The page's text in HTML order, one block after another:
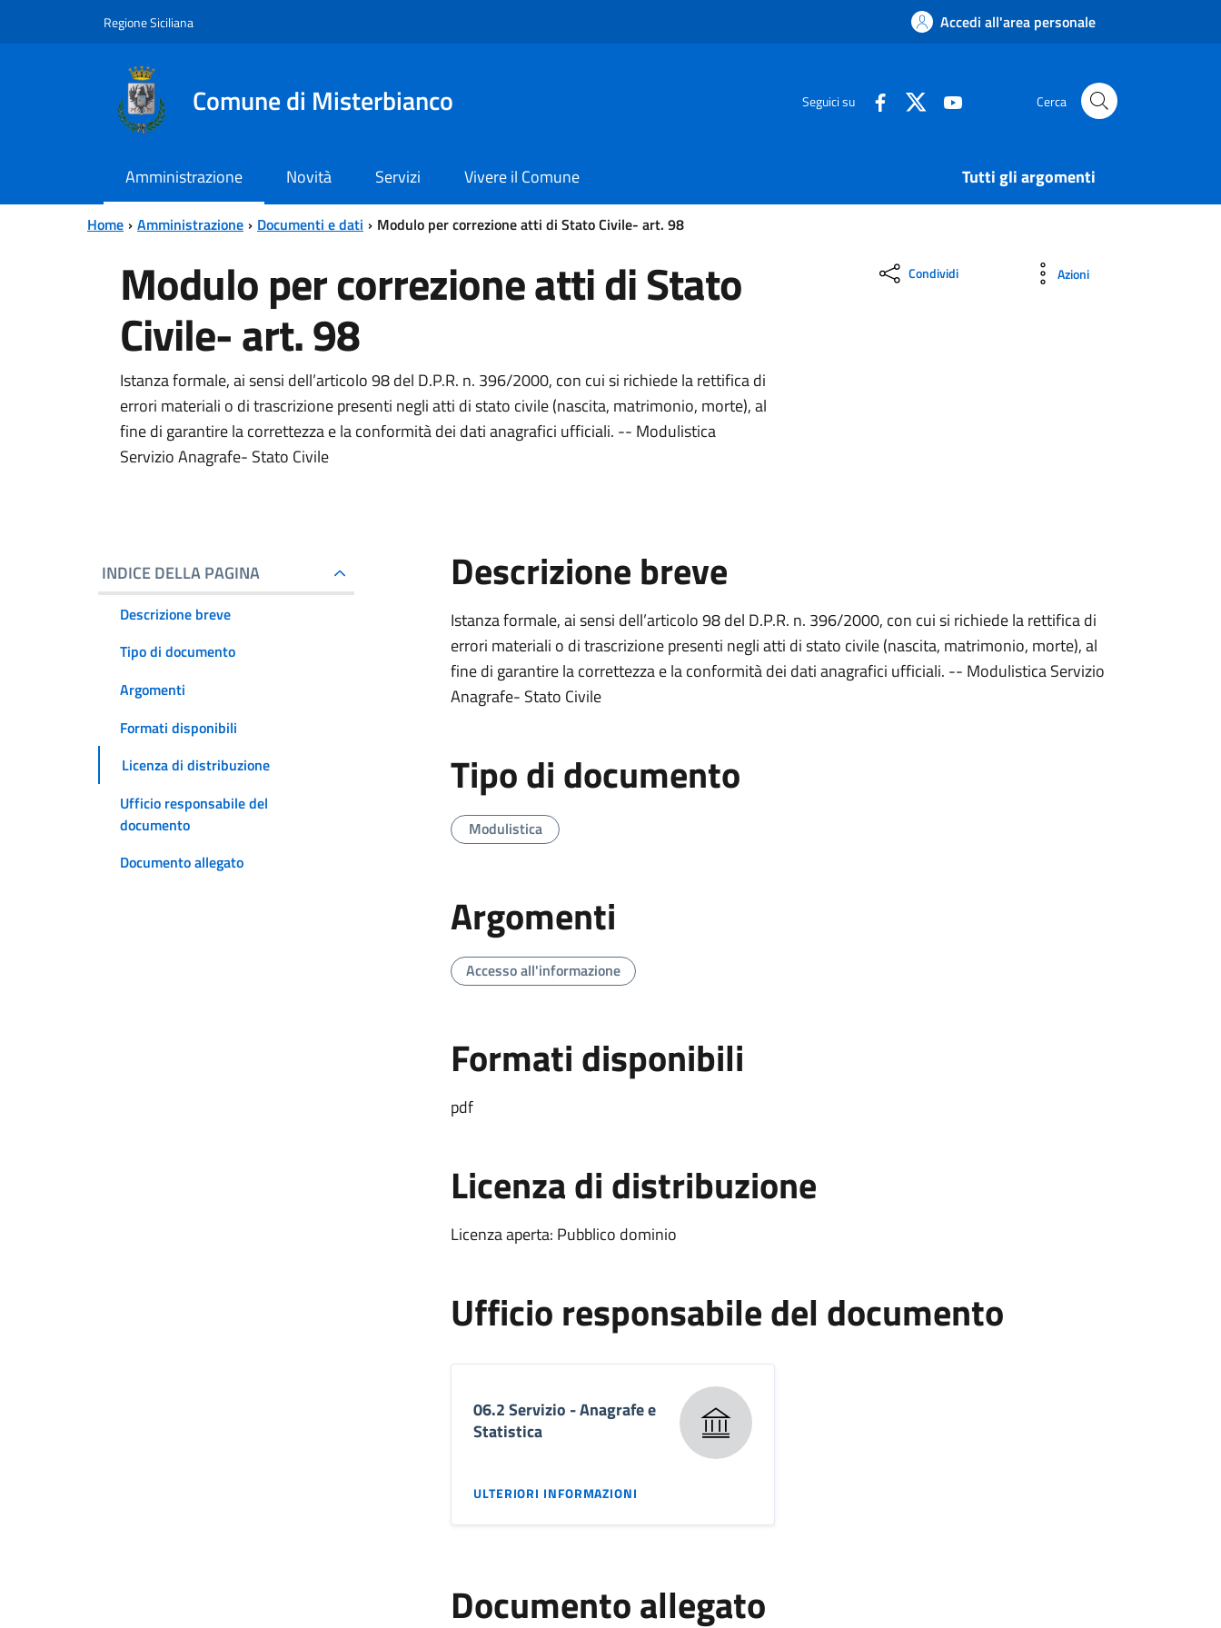
Regione Siciliana Accedi all'area personale
Comune di Misterbianco Seguici su Cerca
Amministrazione Novità Servizi Vivere il Comune Tutti gli argomenti
Home Amministrazione Documenti e dati Modulo per correzione atti di Stato Civile- art. 98
Modulo per correzione atti di Stato
Civile- art. 98
Istanza formale, ai sensi dell’articolo 98 del D.P.R. n. 396/2000, con cui si richiede la rettifica di
errori materiali o di trascrizione presenti negli atti di stato civile (nascita, matrimonio, morte), al
fine di garantire la correttezza e la conformità dei dati anagrafici ufficiali. -- Modulistica
Servizio Anagrafe- Stato Civile
Condividi Azioni
INDICE DELLA PAGINA
Descrizione breve
Tipo di documento
Argomenti
Formati disponibili
Licenza di distribuzione
Ufficio responsabile del
documento
Documento allegato
Descrizione breve
Istanza formale, ai sensi dell’articolo 98 del D.P.R. n. 396/2000, con cui si richiede la rettifica di
errori materiali o di trascrizione presenti negli atti di stato civile (nascita, matrimonio, morte), al
fine di garantire la correttezza e la conformità dei dati anagrafici ufficiali. -- Modulistica Servizio
Anagrafe- Stato Civile
Tipo di documento
Modulistica
Argomenti
Accesso all'informazione
Formati disponibili
pdf
Licenza di distribuzione
Licenza aperta: Pubblico dominio
Ufficio responsabile del documento
06.2 Servizio - Anagrafe e
Statistica
ULTERIORI INFORMAZIONI
Documento allegato